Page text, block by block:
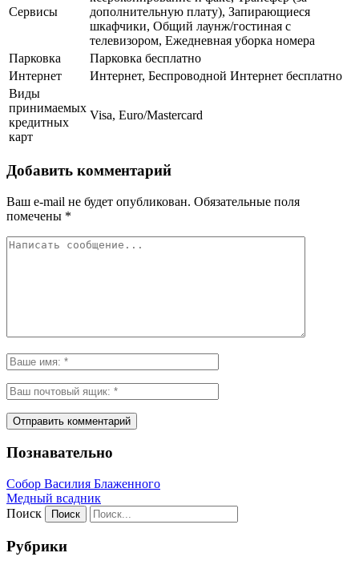
Сервисы
дополнительную плату), Запирающиеся
шкафчики, Общий лаунж/гостиная с
телевизором, Ежедневная уборка номера
Парковка
Парковка бесплатно
Интернет
Интернет, Беспроводной Интернет бесплатно
Виды
принимаемых
кредитных
карт
Visa, Euro/Mastercard
Добавить комментарий
Ваш e-mail не будет опубликован. Обязательные поля
помечены *
Познавательно
Собор Василия Блаженного
Медный всадник
Поиск
Рубрики